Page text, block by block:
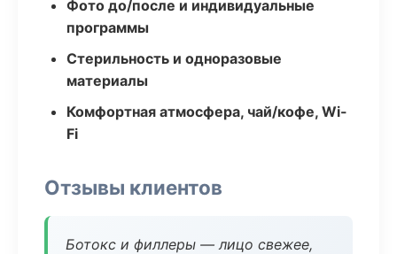
Фото до/после и индивидуальные
программы
Стерильность и одноразовые
материалы
Комфортная атмосфера, чай/кофе, Wi-
Fi
Отзывы клиентов
Ботокс и филлеры — лицо свежее,